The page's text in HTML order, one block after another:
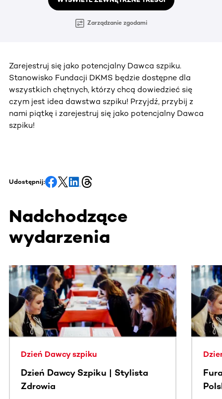
Zarządzanie zgodami
Zarejestruj się jako potencjalny Dawca szpiku.
Stanowisko Fundacji DKMS będzie dostępne dla
wszystkich chętnych, którzy chcą dowiedzieć się
czym jest idea dawstwa szpiku! Przyjdź, przybij z
nami piątkę i zarejestruj się jako potencjalny Dawca
szpiku!
Udostępnij:
Nadchodzące
wydarzenia
Ta sekcja zawiera treści przewijane w poziomie. Użyj
Dzień Dawcy szpiku
Dzień Dawcy Szpiku | Stylista
Zdrowia